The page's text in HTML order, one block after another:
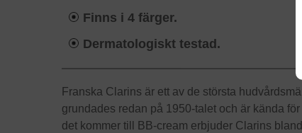
Finns i 4 färger.
Dermatologiskt testad.
Franska Clarins är ett av de största
grundades redan på 1950-talet och är kända
det kommer till BB-cream erbjuder Clarins